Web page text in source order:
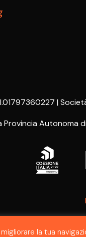
|
Autonoma
la tua